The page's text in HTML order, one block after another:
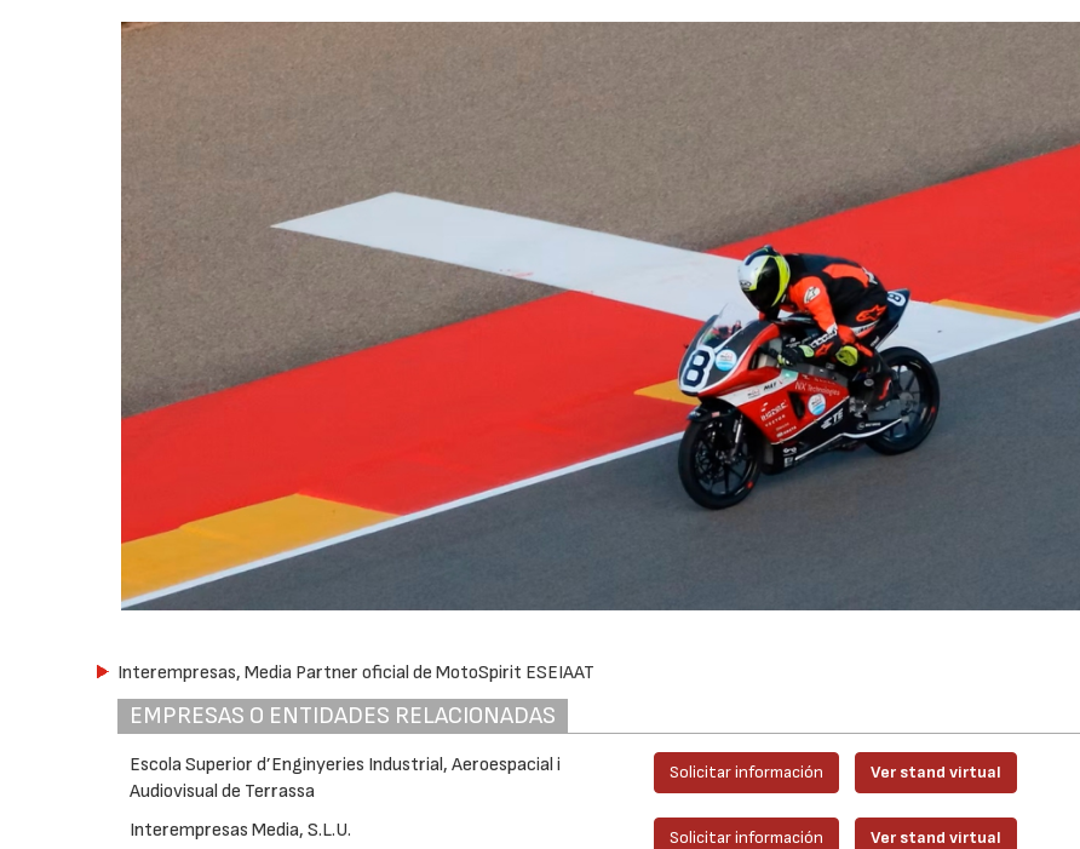
Interempresas, Media Partner oficial de MotoSpirit ESEIAAT
EMPRESAS O ENTIDADES RELACIONADAS
Escola Superior d’Enginyeries Industrial, Aeroespacial i
Audiovisual de Terrassa
Solicitar información Ver stand virtual
Interempresas Media, S.L.U. Solicitar información Ver stand virtual
28/07/2026